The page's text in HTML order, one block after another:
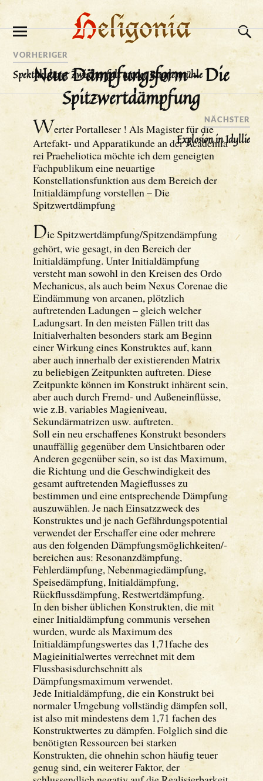
Neue Dämpfungsform – Die
Spitzwertdämpfung
Werter Portalleser ! Als Magister für die
Artefakt- und Apparatikunde an der Academia
rei Praeheliotica möchte ich dem geneigten
Fachpublikum eine neuartige
Konstellationsfunktion aus dem Bereich der
Initialdämpfung vorstellen – Die
Spitzwertdämpfung
Die Spitzwertdämpfung/Spitzendämpfung
gehört, wie gesagt, in den Bereich der
Initialdämpfung. Unter Initialdämpfung
versteht man sowohl in den Kreisen des Ordo
Mechanicus, als auch beim Nexus Corenae die
Eindämmung von arcanen, plötzlich
auftretenden Ladungen – gleich welcher
Ladungsart. In den meisten Fällen tritt das
Initialverhalten besonders stark am Beginn
einer Wirkung eines Konstruktes auf, kann
aber auch innerhalb der existierenden Matrix
zu beliebigen Zeitpunkten auftreten. Diese
Zeitpunkte können im Konstrukt inhärent sein,
aber auch durch Fremd- und Außeneinflüsse,
wie z.B. variables Magieniveau,
Sekundärmatrizen usw. auftreten.
Soll ein neu erschaffenes Konstrukt besonders
unauffällig gegenüber dem Unsichtbaren oder
Anderen gegenüber sein, so ist das Maximum,
die Richtung und die Geschwindigkeit des
gesamt auftretenden Magieflusses zu
bestimmen und eine entsprechende Dämpfung
auszuwählen. Je nach Einsatzzweck des
Konstruktes und je nach Gefährdungspotential
verwendet der Erschaffer eine oder mehrere
aus den folgenden Dämpfungsmöglichkeiten/-
bereichen aus: Resonanzdämpfung,
Fehlerdämpfung, Nebenmagiedämpfung,
Speisedämpfung, Initialdämpfung,
Rückflussdämpfung, Restwertdämpfung.
In den bisher üblichen Konstrukten, die mit
einer Initialdämpfung communis versehen
wurden, wurde als Maximum des
Initialdämpfungswertes das 1,71fache des
Magieinitialwertes verrechnet mit dem
Flussbasisdurchschnitt als
Dämpfungsmaximum verwendet.
Jede Initialdämpfung, die ein Konstrukt bei
normaler Umgebung vollständig dämpfen soll,
ist also mit mindestens dem 1,71 fachen des
Konstruktwertes zu dämpfen. Folglich sind die
benötigten Ressourcen bei starken
Konstrukten, die ohnehin schon häufig teuer
genug sind, ein weiterer Faktor, der
VORHERIGER
Spektakulärer Zwischenfall an der Ringlesmühle
NÄCHSTER
Explosion in Idyllie